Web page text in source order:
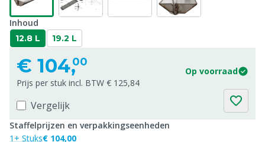
Inhoud
12.8 L 19.2 L
€ 104,00
Op voorraad
Prijs per stuk incl. BTW € 125,84
Vergelijk
Staffelprijzen en verpakkingseenheden
1+ Stuks€ 104,00